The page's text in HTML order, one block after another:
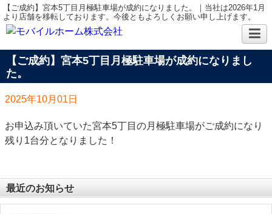
【ご成約】宮本5丁目月極駐車場が成約になりました。｜当社は2026年1月
より店舗を移転しております。今後ともよろしくお願い申し上げます。
【ご成約】宮本5丁目月極駐車場が成約になりまし
た。
2025年10月01日
お申込み頂いていた宮本5丁目の月極駐車場がご成約になり
残り1台分となりました！
最近のお知らせ